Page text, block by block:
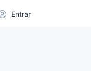
Entrar